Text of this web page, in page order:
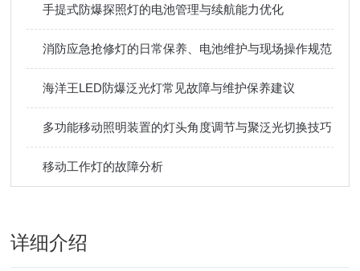
手提式防爆探照灯的电池管理与续航能力优化
消防应急抢修灯的日常保养、电池维护与现场操作规范
海洋王LED防爆泛光灯常见故障与维护保养建议
多功能移动照明装置的灯头角度调节与聚泛光切换技巧
移动工作灯的故障分析
详细介绍